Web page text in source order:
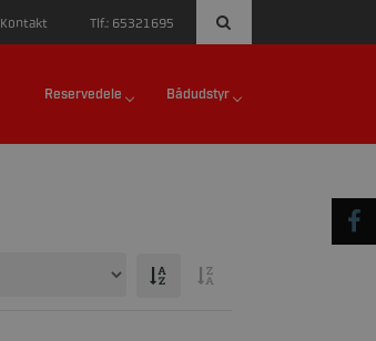
Kontakt Tlf.: 65321695
Reservedele Bådudstyr